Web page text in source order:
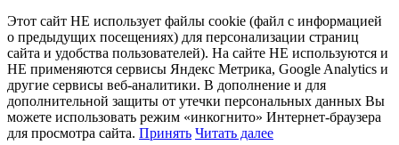
Этот сайт НЕ использует файлы cookie (файл с информацией
о предыдущих посещениях) для персонализации страниц
сайта и удобства пользователей). На сайте НЕ используются и
НЕ применяются сервисы Яндекс Метрика, Google Analytics и
другие сервисы веб-аналитики. В дополнение и для
дополнительной защиты от утечки персональных данных Вы
можете использовать режим «инкогнито» Интернет-браузера
для просмотра сайта. Принять Читать далее